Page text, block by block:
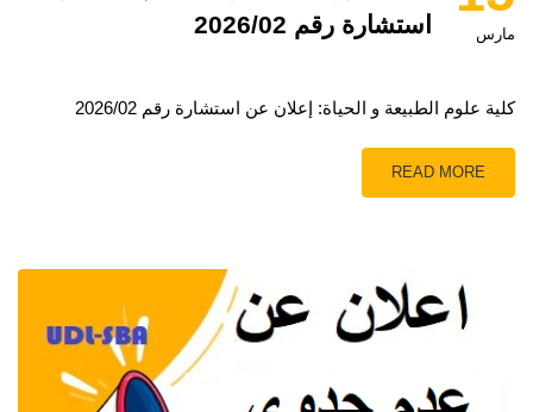
مارس استشارة رقم 2026/02
كلية علوم الطبيعة و الحياة: إعلان عن استشارة رقم 2026/02
READ MORE